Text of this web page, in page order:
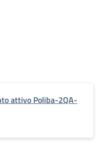
attivo Poliba-2QA-